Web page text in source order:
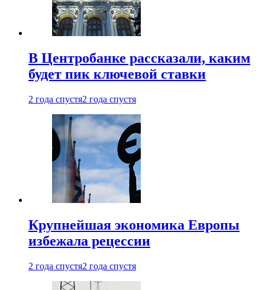
В Центробанке рассказали, каким
будет пик ключевой ставки
2 года спустя2 года спустя
Крупнейшая экономика Европы
избежала рецессии
2 года спустя2 года спустя